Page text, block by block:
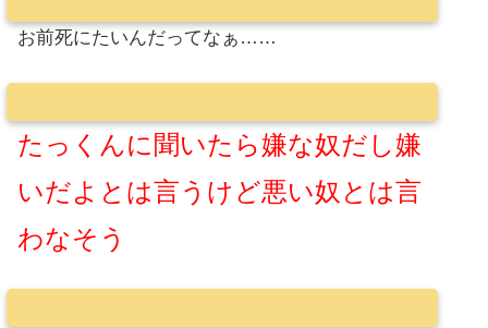
お前死にたいんだってなぁ……
たっくんに聞いたら嫌な奴だし嫌
いだよとは言うけど悪い奴とは言
わなそう